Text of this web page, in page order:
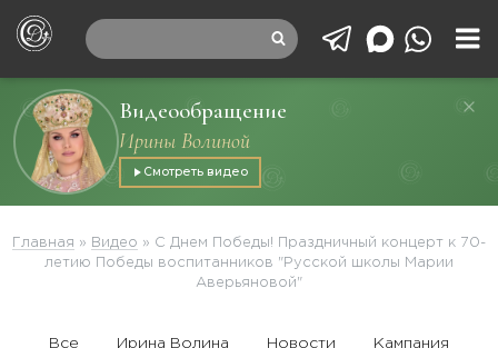
Видеообращение
Ирины Волиной
Смотреть видео
Главная » Видео » С Днем Победы! Праздничный концерт к 70-
летию Победы воспитанников "Русской школы Марии
Аверьяновой"
Все Ирина Волина Новости Кампания